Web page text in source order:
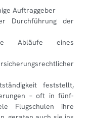
Auftraggeber
Durchführung der
Abläufe eines
feststellt,
– oft in fünf-
Flugschulen ihre